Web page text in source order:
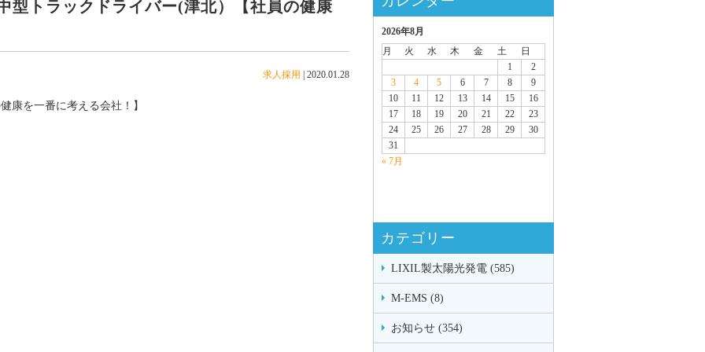
型トラックドライバー(津北）【社員の健康
求人採用 2020.01.28
康を一番に考える会社！】
2026年8月
月
火 水 木 金 土
日
1
2
3
4 5 6 7 8
9
10
11 12 13 14 15
16
17
18 19 20 21 22
23
24
25 26 27 28 29
30
31
« 7月
カテゴリー
LIXIL製太陽光発電 (585)
M-EMS (8)
お知らせ (354)